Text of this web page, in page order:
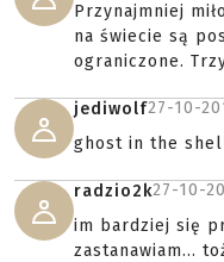
Przynajmniej
na świecie są
ograniczone.
jediwolf27-10-
ghost in the
radzio2k27-10-
im bardziej się
zastanawiam...